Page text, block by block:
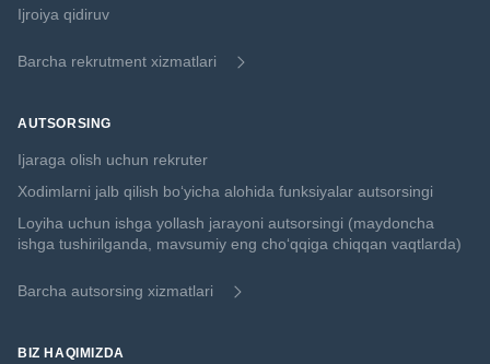
Ijroiya qidiruv
Barcha rekrutment xizmatlari
AUTSORSING
Ijaraga olish uchun rekruter
Xodimlarni jalb qilish boʻyicha alohida funksiyalar autsorsingi
Loyiha uchun ishga yollash jarayoni autsorsingi (maydoncha
ishga tushirilganda, mavsumiy eng choʻqqiga chiqqan vaqtlarda)
Barcha autsorsing xizmatlari
BIZ HAQIMIZDA